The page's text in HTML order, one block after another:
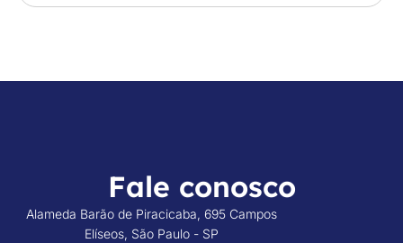
Fale conosco
Alameda Barão de Piracicaba, 695 Campos
Elíseos, São Paulo - SP